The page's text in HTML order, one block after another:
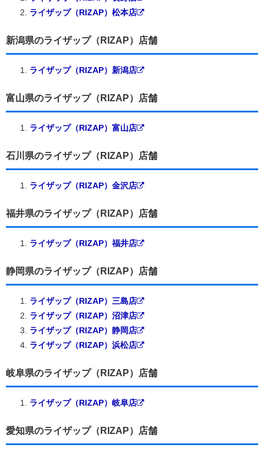
ライザップ（RIZAP）松本店
新潟県のライザップ（RIZAP）店舗
ライザップ（RIZAP）新潟店
富山県のライザップ（RIZAP）店舗
ライザップ（RIZAP）富山店
石川県のライザップ（RIZAP）店舗
ライザップ（RIZAP）金沢店
福井県のライザップ（RIZAP）店舗
ライザップ（RIZAP）福井店
静岡県のライザップ（RIZAP）店舗
ライザップ（RIZAP）三島店
ライザップ（RIZAP）沼津店
ライザップ（RIZAP）静岡店
ライザップ（RIZAP）浜松店
岐阜県のライザップ（RIZAP）店舗
ライザップ（RIZAP）岐阜店
愛知県のライザップ（RIZAP）店舗